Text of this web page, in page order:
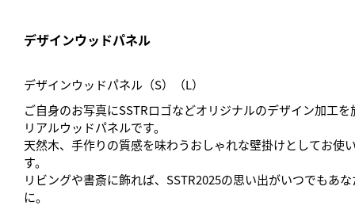
デザインウッドパネル
デザインウッドパネル（S）（L）
ご自身のお写真にSSTRロゴなどオリジナルのデザイン加工を
リアルウッドパネルです。
天然木、手作りの質感を味わうおしゃれな壁掛けとしてお使
す。
リビングや書斎に飾れば、SSTR2025の思い出がいつでもあ
に。